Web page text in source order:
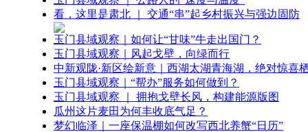
看，这里是肃北 ｜ 交通“串”起乡村振兴与强边固防
玉门县域观察｜如何让“甘味”牛走出国门？
玉门县域观察｜风起戈壁，向绿而行
中新观陇·新区绘新意｜西湖太湖青海湖，绝对惊喜
玉门县域观察｜“帮办”服务如何做到？
玉门县域观察 ｜ 拥抱戈壁长风，构建能源版图
瓜州这片麦田为何丰收底气足？
梦幻临泽｜一座保温棚如何改写西北养蟹“日历”